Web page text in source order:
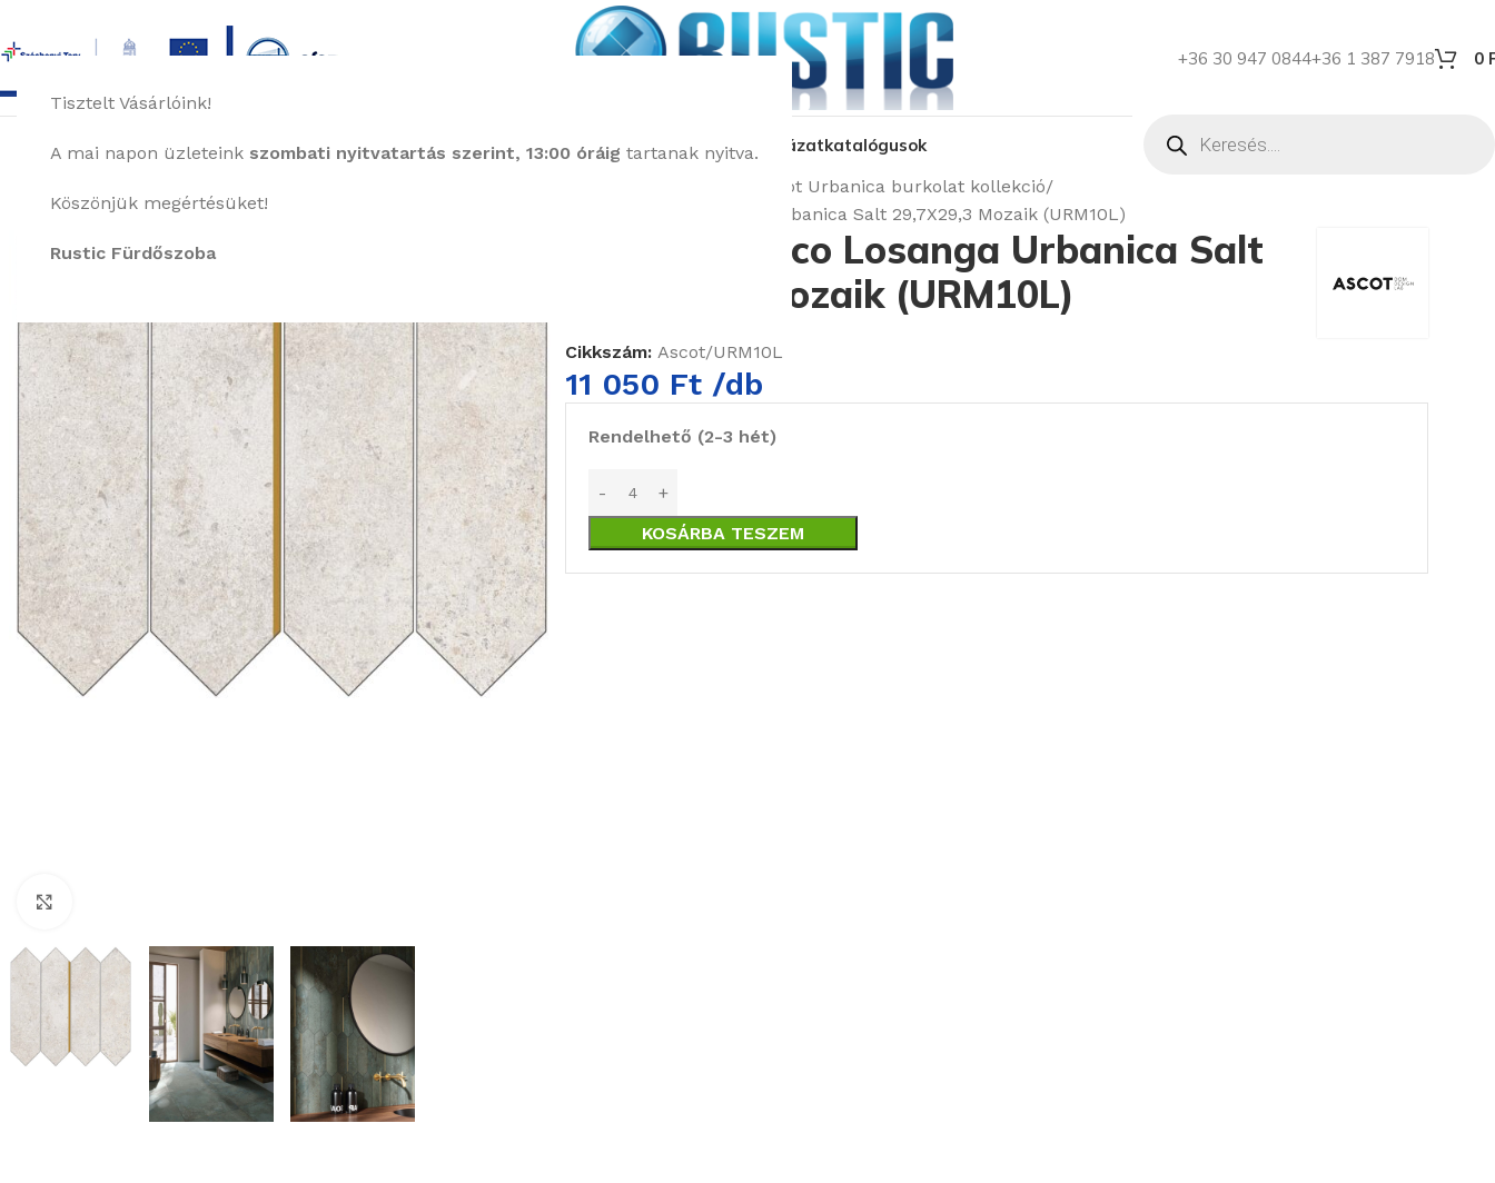
Tisztelt Vásárlóink!
A mai napon üzleteink szombati nyitvatartás szerint, 13:00 óráig tartanak nyitva.
Köszönjük megértésüket!
Rustic Fürdőszoba
+36 30 947 0844+36 1 387 7918 0
főoldal termékek képgalériabemutatkozásüzleteink látványtervezés pályázatkatalógusok
Ascot Urbanica burkolat kollekció
Ascot Mosaico Losanga Urbanica Salt 29,7X29,3 Mozaik (URM10L)
Ascot Mosaico Losanga Urbanica Salt
29,7X29,3 Mozaik (URM10L)
Cikkszám: Ascot/URM10L
11 050 Ft /db
Rendelhető (2-3 hét)
KOSÁRBA TESZEM